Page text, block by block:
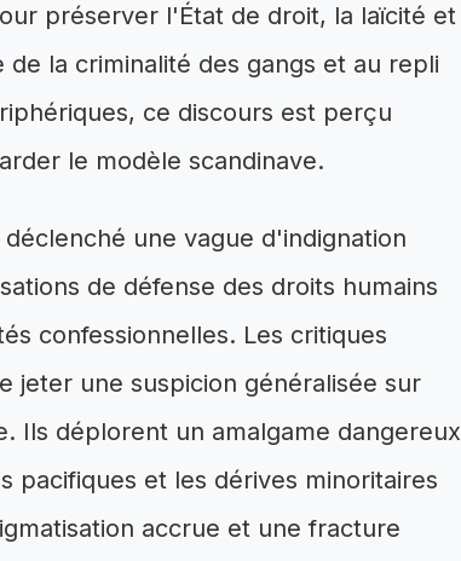
préserver l'État de droit, la laïcité et
la criminalité des gangs et au repli
ce discours est perçu
le modèle scandinave.
une vague d'indignation
de défense des droits humains
confessionnelles. Les critiques
jeter une suspicion généralisée sur
Ils déplorent un amalgame dangereux
pacifiques et les dérives minoritaires
accrue et une fracture